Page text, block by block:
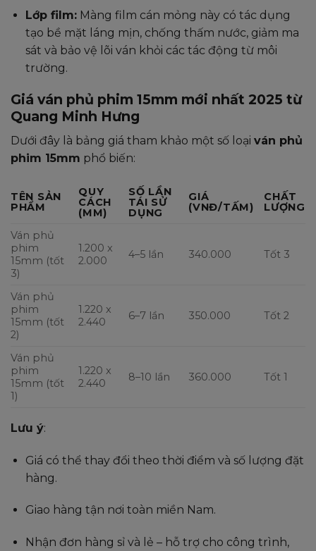
Lớp film:Màng film cán mỏng này có tác dụng
tạo bề mặt láng mịn, chống thấm nước, giảm ma
sát và bảo vệ lõi ván khỏi các tác động từ môi
trường.
Giá ván phủ phim 15mm mới nhất 2025 từ
Quang Minh Hưng
Dưới đây là bảng giá tham khảo một số loại ván phủ
phim 15mm phổ biến:
TÊN SẢN
PHẨM
QUY
CÁCH
(MM)
SỐ LẦN
TÁI SỬ
DỤNG
GIÁ
(VNĐ/TẤM)
CHẤT
LƯỢNG
Ván phủ
phim
15mm (tốt
3)
1.200 x
2.000
4–5 lần 340.000 Tốt 3
Ván phủ
phim
15mm (tốt
2)
1.220 x
2.440
6–7 lần 350.000 Tốt 2
Ván phủ
phim
15mm (tốt
1)
1.220 x
2.440
8–10 lần 360.000 Tốt 1
Lưu ý:
Giá có thể thay đổi theo thời điểm và số lượng đặt
hàng.
Giao hàng tận nơi toàn miền Nam.
Nhận đơn hàng sỉ và lẻ – hỗ trợ cho công trình,